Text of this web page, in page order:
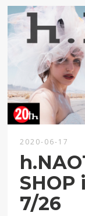
2020-06-17
7/26